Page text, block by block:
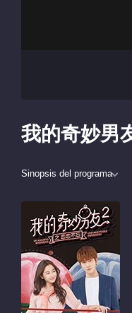
我的奇妙男
Sinopsis del programa